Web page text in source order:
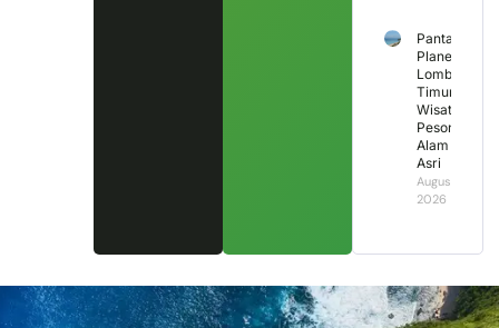
Pantai
Planet
Lombok
Timur,
Wisata
Pesona
Alam
Asri
August 1,
2026